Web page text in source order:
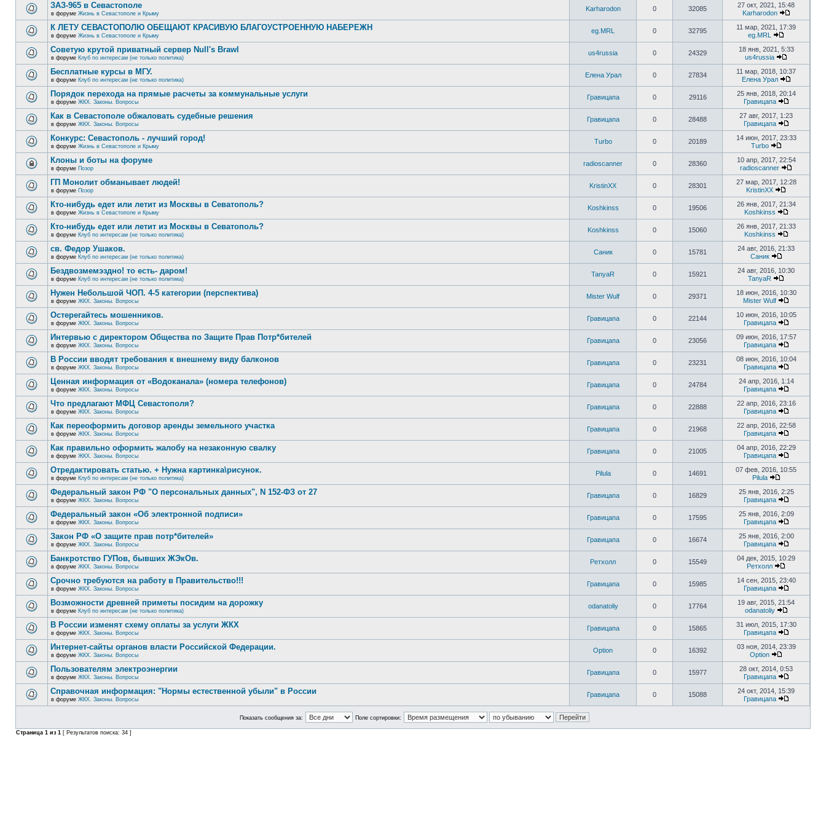
ЗАЗ-965 в Севастополе
в форуме Жизнь в Севастополе и Крыму
Karharodon 0 32085
27 окт, 2021, 15:48
Karharodon
К ЛЕТУ СЕВАСТОПОЛЮ ОБЕЩАЮТ КРАСИВУЮ БЛАГОУСТРОЕННУЮ НАБЕРЕЖН
в форуме Жизнь в Севастополе и Крыму
eg.MRL 0 32795
11 мар, 2021, 17:39
eg.MRL
Советую крутой приватный сервер Null's Brawl
в форуме Клуб по интересам (не только политика)
us4russia 0 24329
18 янв, 2021, 5:33
us4russia
Бесплатные курсы в МГУ.
в форуме Клуб по интересам (не только политика)
Елена Урал 0 27834
11 мар, 2018, 10:37
Елена Урал
Порядок перехода на прямые расчеты за коммунальные услуги
в форуме ЖКХ. Законы. Вопросы
Гравицапа 0 29116
25 янв, 2018, 20:14
Гравицапа
Как в Севастополе обжаловать судебные решения
в форуме ЖКХ. Законы. Вопросы
Гравицапа 0 28488
27 авг, 2017, 1:23
Гравицапа
Конкурс: Севастополь - лучший город!
в форуме Жизнь в Севастополе и Крыму
Turbo 0 20189
14 июн, 2017, 23:33
Turbo
Клоны и боты на форуме
в форуме Позор
radioscanner 0 28360
10 апр, 2017, 22:54
radioscanner
ГП Монолит обманывает людей!
в форуме Позор
KristinXX 0 28301
27 мар, 2017, 12:28
KristinXX
Кто-нибудь едет или летит из Москвы в Севатополь?
в форуме Жизнь в Севастополе и Крыму
Koshkinss 0 19506
26 янв, 2017, 21:34
Koshkinss
Кто-нибудь едет или летит из Москвы в Севатополь?
в форуме Клуб по интересам (не только политика)
Koshkinss 0 15060
26 янв, 2017, 21:33
Koshkinss
св. Федор Ушаков.
в форуме Клуб по интересам (не только политика)
Саник 0 15781
24 авг, 2016, 21:33
Саник
Бездвозмемэздно! то есть- даром!
в форуме Клуб по интересам (не только политика)
TanyaR 0 15921
24 авг, 2016, 10:30
TanyaR
Нужен Небольшой ЧОП. 4-5 категории (перспектива)
в форуме ЖКХ. Законы. Вопросы
Mister Wulf 0 29371
18 июн, 2016, 10:30
Mister Wulf
Остерегайтесь мошенников.
в форуме ЖКХ. Законы. Вопросы
Гравицапа 0 22144
10 июн, 2016, 10:05
Гравицапа
Интервью с директором Общества по Защите Прав Потр*бителей
в форуме ЖКХ. Законы. Вопросы
Гравицапа 0 23056
09 июн, 2016, 17:57
Гравицапа
В России вводят требования к внешнему виду балконов
в форуме ЖКХ. Законы. Вопросы
Гравицапа 0 23231
08 июн, 2016, 10:04
Гравицапа
Ценная информация от «Водоканала» (номера телефонов)
в форуме ЖКХ. Законы. Вопросы
Гравицапа 0 24784
24 апр, 2016, 1:14
Гравицапа
Что предлагают МФЦ Севастополя?
в форуме ЖКХ. Законы. Вопросы
Гравицапа 0 22888
22 апр, 2016, 23:16
Гравицапа
Как переоформить договор аренды земельного участка
в форуме ЖКХ. Законы. Вопросы
Гравицапа 0 21968
22 апр, 2016, 22:58
Гравицапа
Как правильно оформить жалобу на незаконную свалку
в форуме ЖКХ. Законы. Вопросы
Гравицапа 0 21005
04 апр, 2016, 22:29
Гравицапа
Отредактировать статью. + Нужна картинка\рисунок.
в форуме Клуб по интересам (не только политика)
Pilula 0 14691
07 фев, 2016, 10:55
Pilula
Федеральный закон РФ "О персональных данных", N 152-ФЗ от 27
в форуме ЖКХ. Законы. Вопросы
Гравицапа 0 16829
25 янв, 2016, 2:25
Гравицапа
Федеральный закон «Об электронной подписи»
в форуме ЖКХ. Законы. Вопросы
Гравицапа 0 17595
25 янв, 2016, 2:09
Гравицапа
Закон РФ «О защите прав потр*бителей»
в форуме ЖКХ. Законы. Вопросы
Гравицапа 0 16674
25 янв, 2016, 2:00
Гравицапа
Банкротство ГУПов, бывших ЖЭкОв.
в форуме ЖКХ. Законы. Вопросы
Ретхолл 0 15549
04 дек, 2015, 10:29
Ретхолл
Срочно требуются на работу в Правительство!!!
в форуме ЖКХ. Законы. Вопросы
Гравицапа 0 15985
14 сен, 2015, 23:40
Гравицапа
Возможности древней приметы посидим на дорожку
в форуме Клуб по интересам (не только политика)
odanatoliy 0 17764
19 авг, 2015, 21:54
odanatoliy
В России изменят схему оплаты за услуги ЖКХ
в форуме ЖКХ. Законы. Вопросы
Гравицапа 0 15865
31 июл, 2015, 17:30
Гравицапа
Интернет-сайты органов власти Российской Федерации.
в форуме ЖКХ. Законы. Вопросы
Option 0 16392
03 ноя, 2014, 23:39
Option
Пользователям электроэнергии
в форуме ЖКХ. Законы. Вопросы
Гравицапа 0 15977
28 окт, 2014, 0:53
Гравицапа
Справочная информация: "Нормы естественной убыли" в России
в форуме ЖКХ. Законы. Вопросы
Гравицапа 0 15088
24 окт, 2014, 15:39
Гравицапа
Показать сообщения за: Поле сортировки:
Страница 1 из 1 [ Результатов поиска: 34 ]